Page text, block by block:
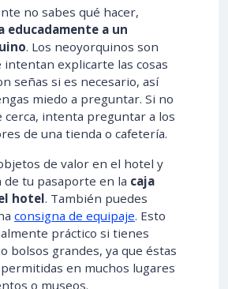
no sabes qué hacer,
educadamente a un
. Los neoyorquinos son
intentan explicarte las cosas
señas si es necesario, así
miedo a preguntar. Si no
cerca, intenta preguntar a los
de una tienda o cafetería.
de valor en el hotel y
de tu pasaporte en la caja
hotel. También puedes
consigna de equipaje. Esto
práctico si tienes
bolsos grandes, ya que éstas
en muchos lugares
o museos.